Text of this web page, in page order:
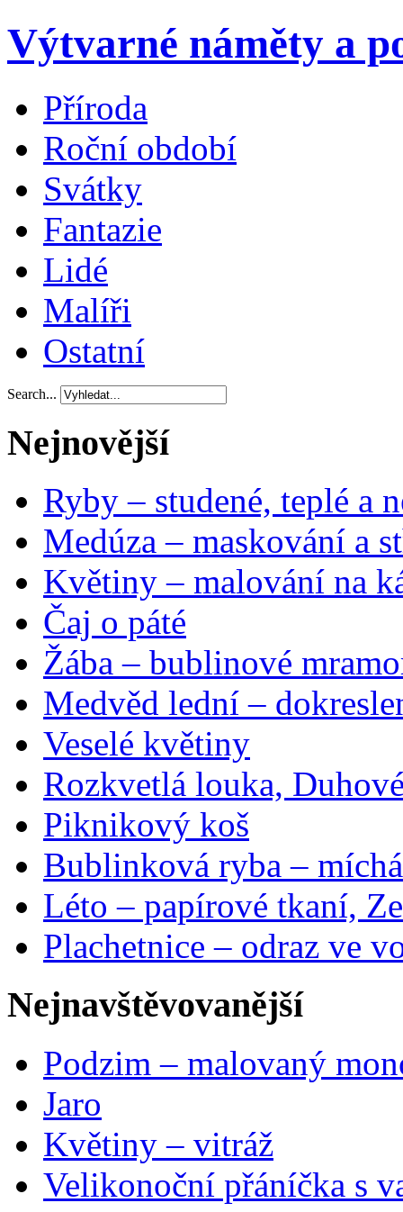
Výtvarné náměty a
Příroda
Roční období
Svátky
Fantazie
Lidé
Malíři
Ostatní
Search...
Nejnovější
Ryby – studené, teplé a
Medúza – maskování a
Květiny – malování na
Čaj o páté
Žába – bublinové
Medvěd lední –
Veselé květiny
Rozkvetlá louka,
Piknikový koš
Bublinková ryba –
Léto – papírové tkaní,
Plachetnice – odraz ve
Nejnavštěvovanější
Podzim – malovaný
Jaro
Květiny – vitráž
Velikonoční přáníčka s